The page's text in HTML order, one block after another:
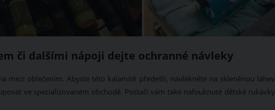
či dalšími nápoji dejte ochranné návleky
mezi oblečením. Abyste této kalamitě předešli, navlékněte na skleněnou láhev
ve specializovaném obchodě. Postačí vám také nafouknuté dětské rukávky